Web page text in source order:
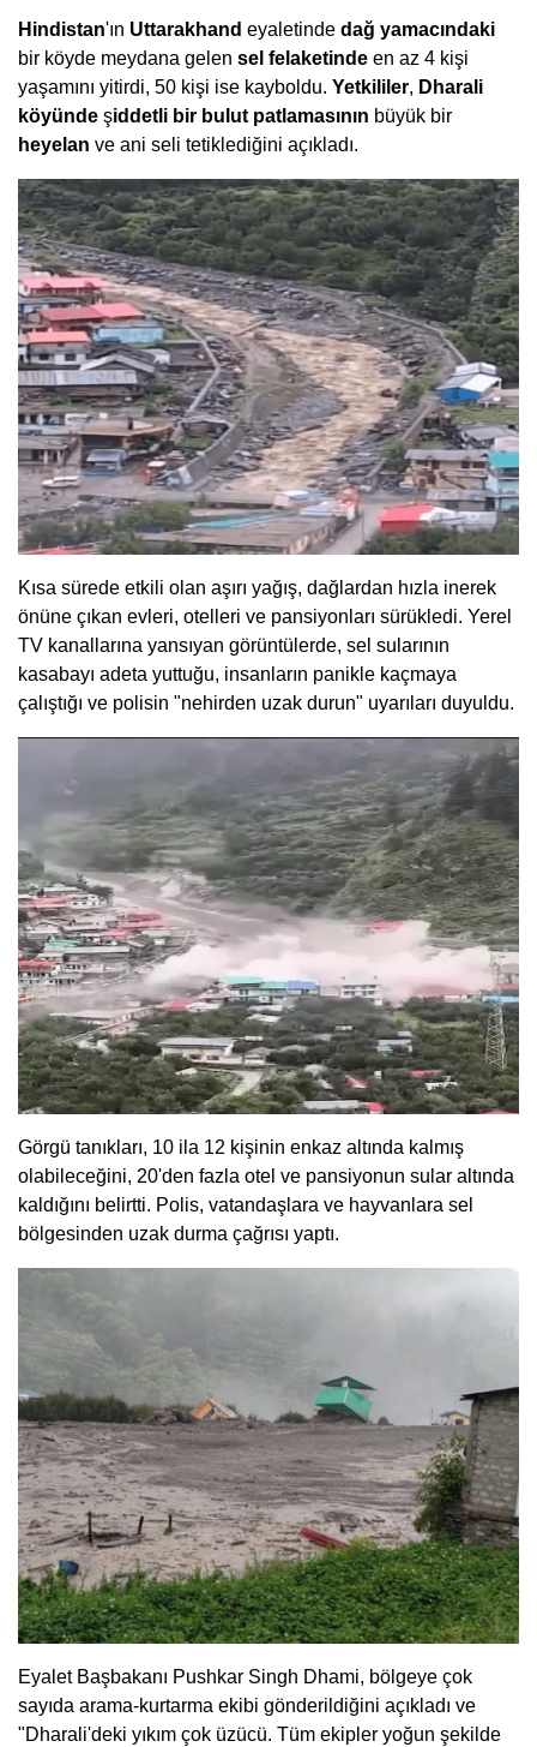
Hindistan'ın Uttarakhand eyaletinde dağ yamacındaki
bir köyde meydana gelen sel felaketinde en az 4 kişi
yaşamını yitirdi, 50 kişi ise kayboldu. Yetkililer, Dharali
köyünde şiddetli bir bulut patlamasının büyük bir
heyelan ve ani seli tetiklediğini açıkladı.
Kısa sürede etkili olan aşırı yağış, dağlardan hızla inerek
önüne çıkan evleri, otelleri ve pansiyonları sürükledi. Yerel
TV kanallarına yansıyan görüntülerde, sel sularının
kasabayı adeta yuttuğu, insanların panikle kaçmaya
çalıştığı ve polisin "nehirden uzak durun" uyarıları duyuldu.
Görgü tanıkları, 10 ila 12 kişinin enkaz altında kalmış
olabileceğini, 20'den fazla otel ve pansiyonun sular altında
kaldığını belirtti. Polis, vatandaşlara ve hayvanlara sel
bölgesinden uzak durma çağrısı yaptı.
Eyalet Başbakanı Pushkar Singh Dhami, bölgeye çok
sayıda arama-kurtarma ekibi gönderildiğini açıkladı ve
"Dharali'deki yıkım çok üzücü. Tüm ekipler yoğun şekilde